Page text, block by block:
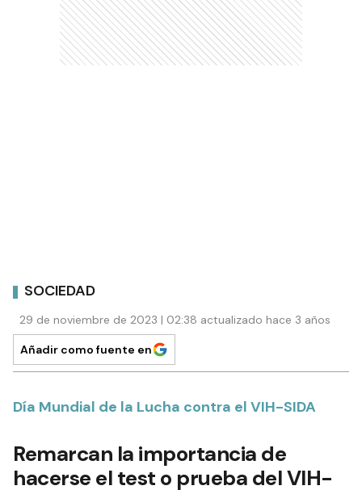
SOCIEDAD
29 de noviembre de 2023 | 02:38 actualizado hace 3 años
Añadir como fuente en
Día Mundial de la Lucha contra el VIH-SIDA
Remarcan la importancia de
hacerse el test o prueba del VIH-